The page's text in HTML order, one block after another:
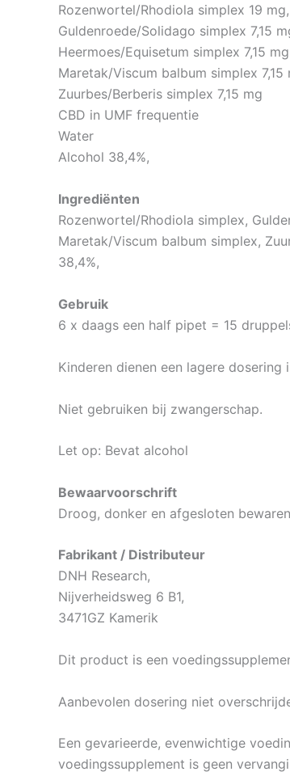
Rozenwortel/Rhodiola simplex 19 mg,
Guldenroede/Solidago simplex 7,15
Heermoes/Equisetum simplex 7,15 mg
Maretak/Viscum balbum simplex 7,15
Zuurbes/Berberis simplex 7,15 mg
CBD in UMF frequentie
Water
Alcohol 38,4%,
Ingrediënten
Rozenwortel/Rhodiola simplex,
Maretak/Viscum balbum simplex,
38,4%,
Gebruik
6 x daags een half pipet = 15
Kinderen dienen een lagere
Niet gebruiken bij zwangerschap.
Let op: Bevat alcohol
Bewaarvoorschrift
Droog, donker en afgesloten
Fabrikant / Distributeur
DNH Research,
Nijverheidsweg 6 B1,
3471GZ Kamerik
Dit product is een
Aanbevolen dosering niet
Een gevarieerde, evenwichtige
voedingssupplement is geen